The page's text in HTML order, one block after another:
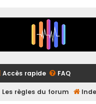
Accès rapide FAQ
Les règles du forum